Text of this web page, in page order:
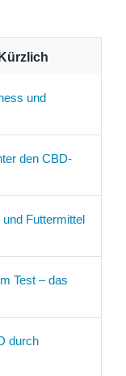
Kürzlich
und
den CBD-
Futtermittel
Test – das
durch